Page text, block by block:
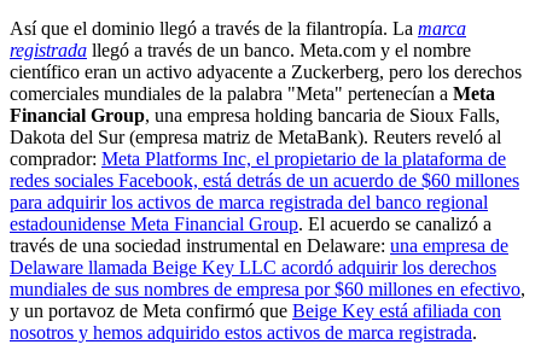
Así que el dominio llegó a través de la filantropía. La marca
registrada llegó a través de un banco. Meta.com y el nombre
científico eran un activo adyacente a Zuckerberg, pero los derechos
comerciales mundiales de la palabra "Meta" pertenecían a Meta
Financial Group, una empresa holding bancaria de Sioux Falls,
Dakota del Sur (empresa matriz de MetaBank). Reuters reveló al
comprador: Meta Platforms Inc, el propietario de la plataforma de
redes sociales Facebook, está detrás de un acuerdo de $60 millones
para adquirir los activos de marca registrada del banco regional
estadounidense Meta Financial Group. El acuerdo se canalizó a
través de una sociedad instrumental en Delaware: una empresa de
Delaware llamada Beige Key LLC acordó adquirir los derechos
mundiales de sus nombres de empresa por $60 millones en efectivo,
y un portavoz de Meta confirmó que Beige Key está afiliada con
nosotros y hemos adquirido estos activos de marca registrada.